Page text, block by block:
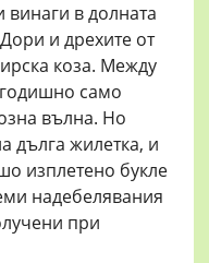
в долната
и дрехите от
коза. Между
само
вълна. Но
дълга жилетка, и
изплетено букле
надебелявания
при